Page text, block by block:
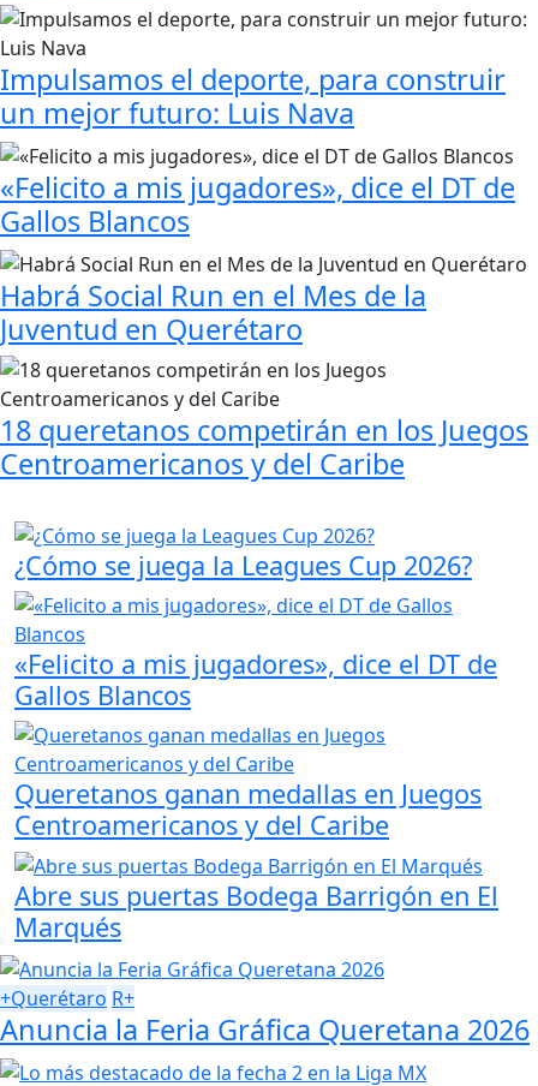
Impulsamos el deporte, para construir
un mejor futuro: Luis Nava
«Felicito a mis jugadores», dice el DT de
Gallos Blancos
Habrá Social Run en el Mes de la
Juventud en Querétaro
18 queretanos competirán en los Juegos
Centroamericanos y del Caribe
¿Cómo se juega la Leagues Cup 2026?
«Felicito a mis jugadores», dice el DT de
Gallos Blancos
Queretanos ganan medallas en Juegos
Centroamericanos y del Caribe
Abre sus puertas Bodega Barrigón en El
Marqués
+Querétaro R+
Anuncia la Feria Gráfica Queretana 2026